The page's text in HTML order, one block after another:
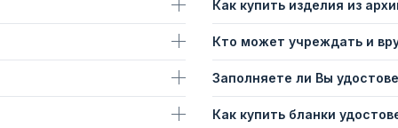
Как купить изделия из
Кто может учреждать и
Заполняете ли Вы
Как купить бланки